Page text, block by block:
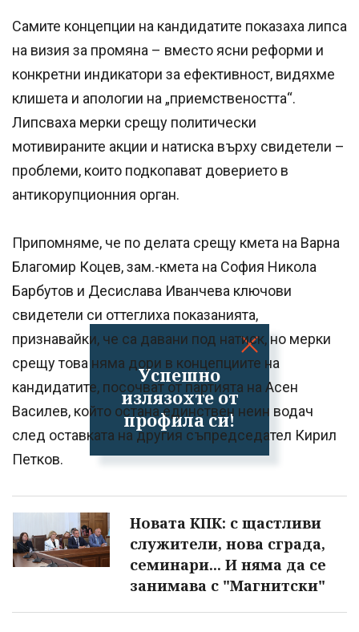
Успешно
излязохте от
профила си!
Самите концепции на кандидатите показаха липса
на визия за промяна – вместо ясни реформи и
конкретни индикатори за ефективност, видяхме
клишета и апологии на „приемствеността“.
Липсваха мерки срещу политически
мотивираните акции и натиска върху свидетели –
проблеми, които подкопават доверието в
антикорупционния орган.
Припомняме, че по делата срещу кмета на Варна
Благомир Коцев, зам.-кмета на София Никола
Барбутов и Десислава Иванчева ключови
свидетели си оттеглиха показанията,
признавайки, че са давани под натиск, но мерки
срещу това няма дори в концепциите на
кандидатите, посочват от партията на Асен
Василев, който остана единствен неин водач
след оставката на другия съпредседател Кирил
Петков.
Новата КПК: с щастливи
служители, нова сграда,
семинари... И няма да се
занимава с "Магнитски"